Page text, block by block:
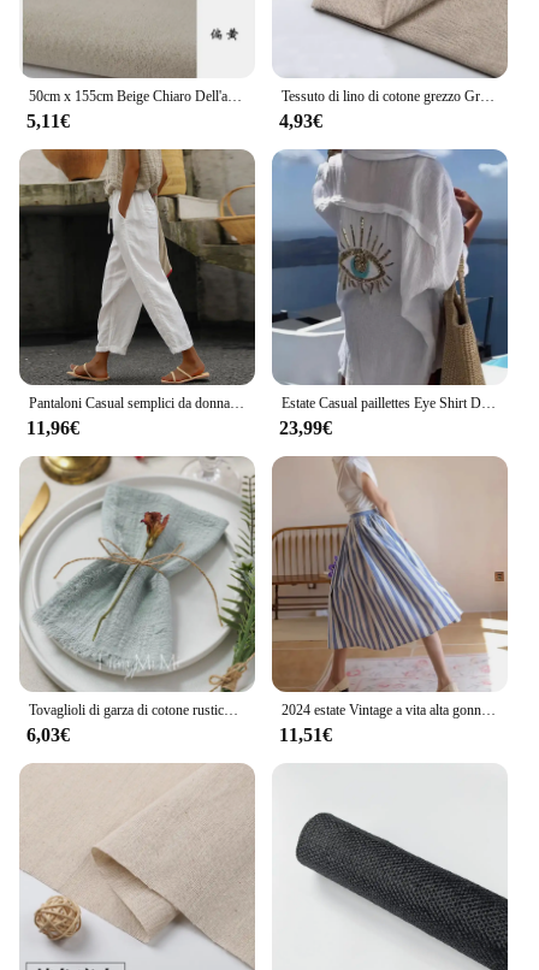
50cm x 155cm Beige Chiaro Dell'annata di Canapa di Lino di Colore Solido Tessuto Per Cucire Sacchetto di Immagazzinaggio E Coperture Per Cuscini Sfondo tessuto
5,11€
Tessuto di lino di cotone grezzo Greige per cucire Scrims Patchwork fai da te fatto a mano da mezzo metro
4,93€
Pantaloni Casual semplici da donna pantaloni in cotone e lino tinta unita con coulisse pantaloni estivi sottili da donna elasticizzati in vita Chino
11,96€
Estate Casual paillettes Eye Shirt Dress donna Fashiona Beach Style bottone allentato protezione solare cotone lino camicia Dress donna
23,99€
Tovaglioli di garza di cotone rustico vintage da 6 pezzi con lino di stoffa retrò per la decorazione del tavolo da pranzo della festa nuziale
6,03€
2024 estate Vintage a vita alta gonna a righe stile spiaggia a-line cotone lino gonna donna Casual elastico forza signore gonne
11,51€